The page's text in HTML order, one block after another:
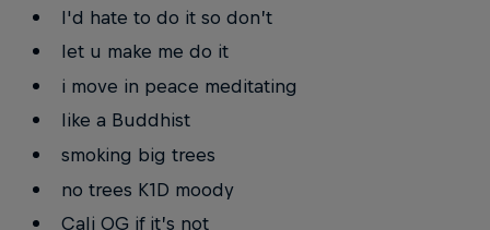
I'd hate to do it so don’t
let u make me do it
i move in peace meditating
like a Buddhist
smoking big trees
no trees K1D moody
Cali OG if it’s not